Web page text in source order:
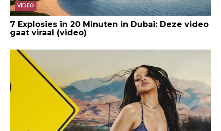
VIDEO
7 Explosies in 20 Minuten in Dubai: Deze video
gaat viraal (video)